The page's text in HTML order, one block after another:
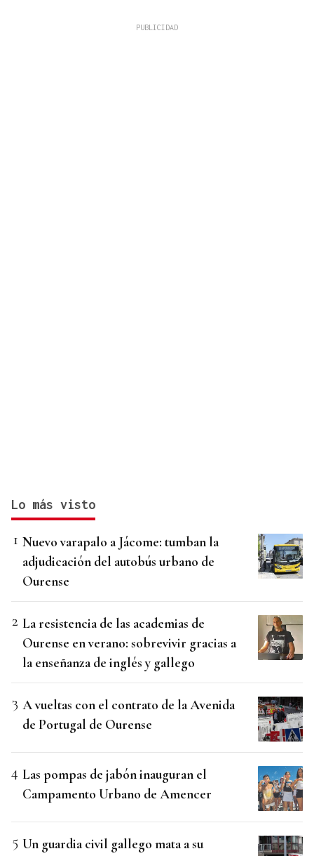
Lo más visto
Nuevo varapalo a Jácome: tumban la
adjudicación del autobús urbano de
Ourense
La resistencia de las academias de
Ourense en verano: sobrevivir gracias a
la enseñanza de inglés y gallego
A vueltas con el contrato de la Avenida
de Portugal de Ourense
Las pompas de jabón inauguran el
Campamento Urbano de Amencer
Un guardia civil gallego mata a su